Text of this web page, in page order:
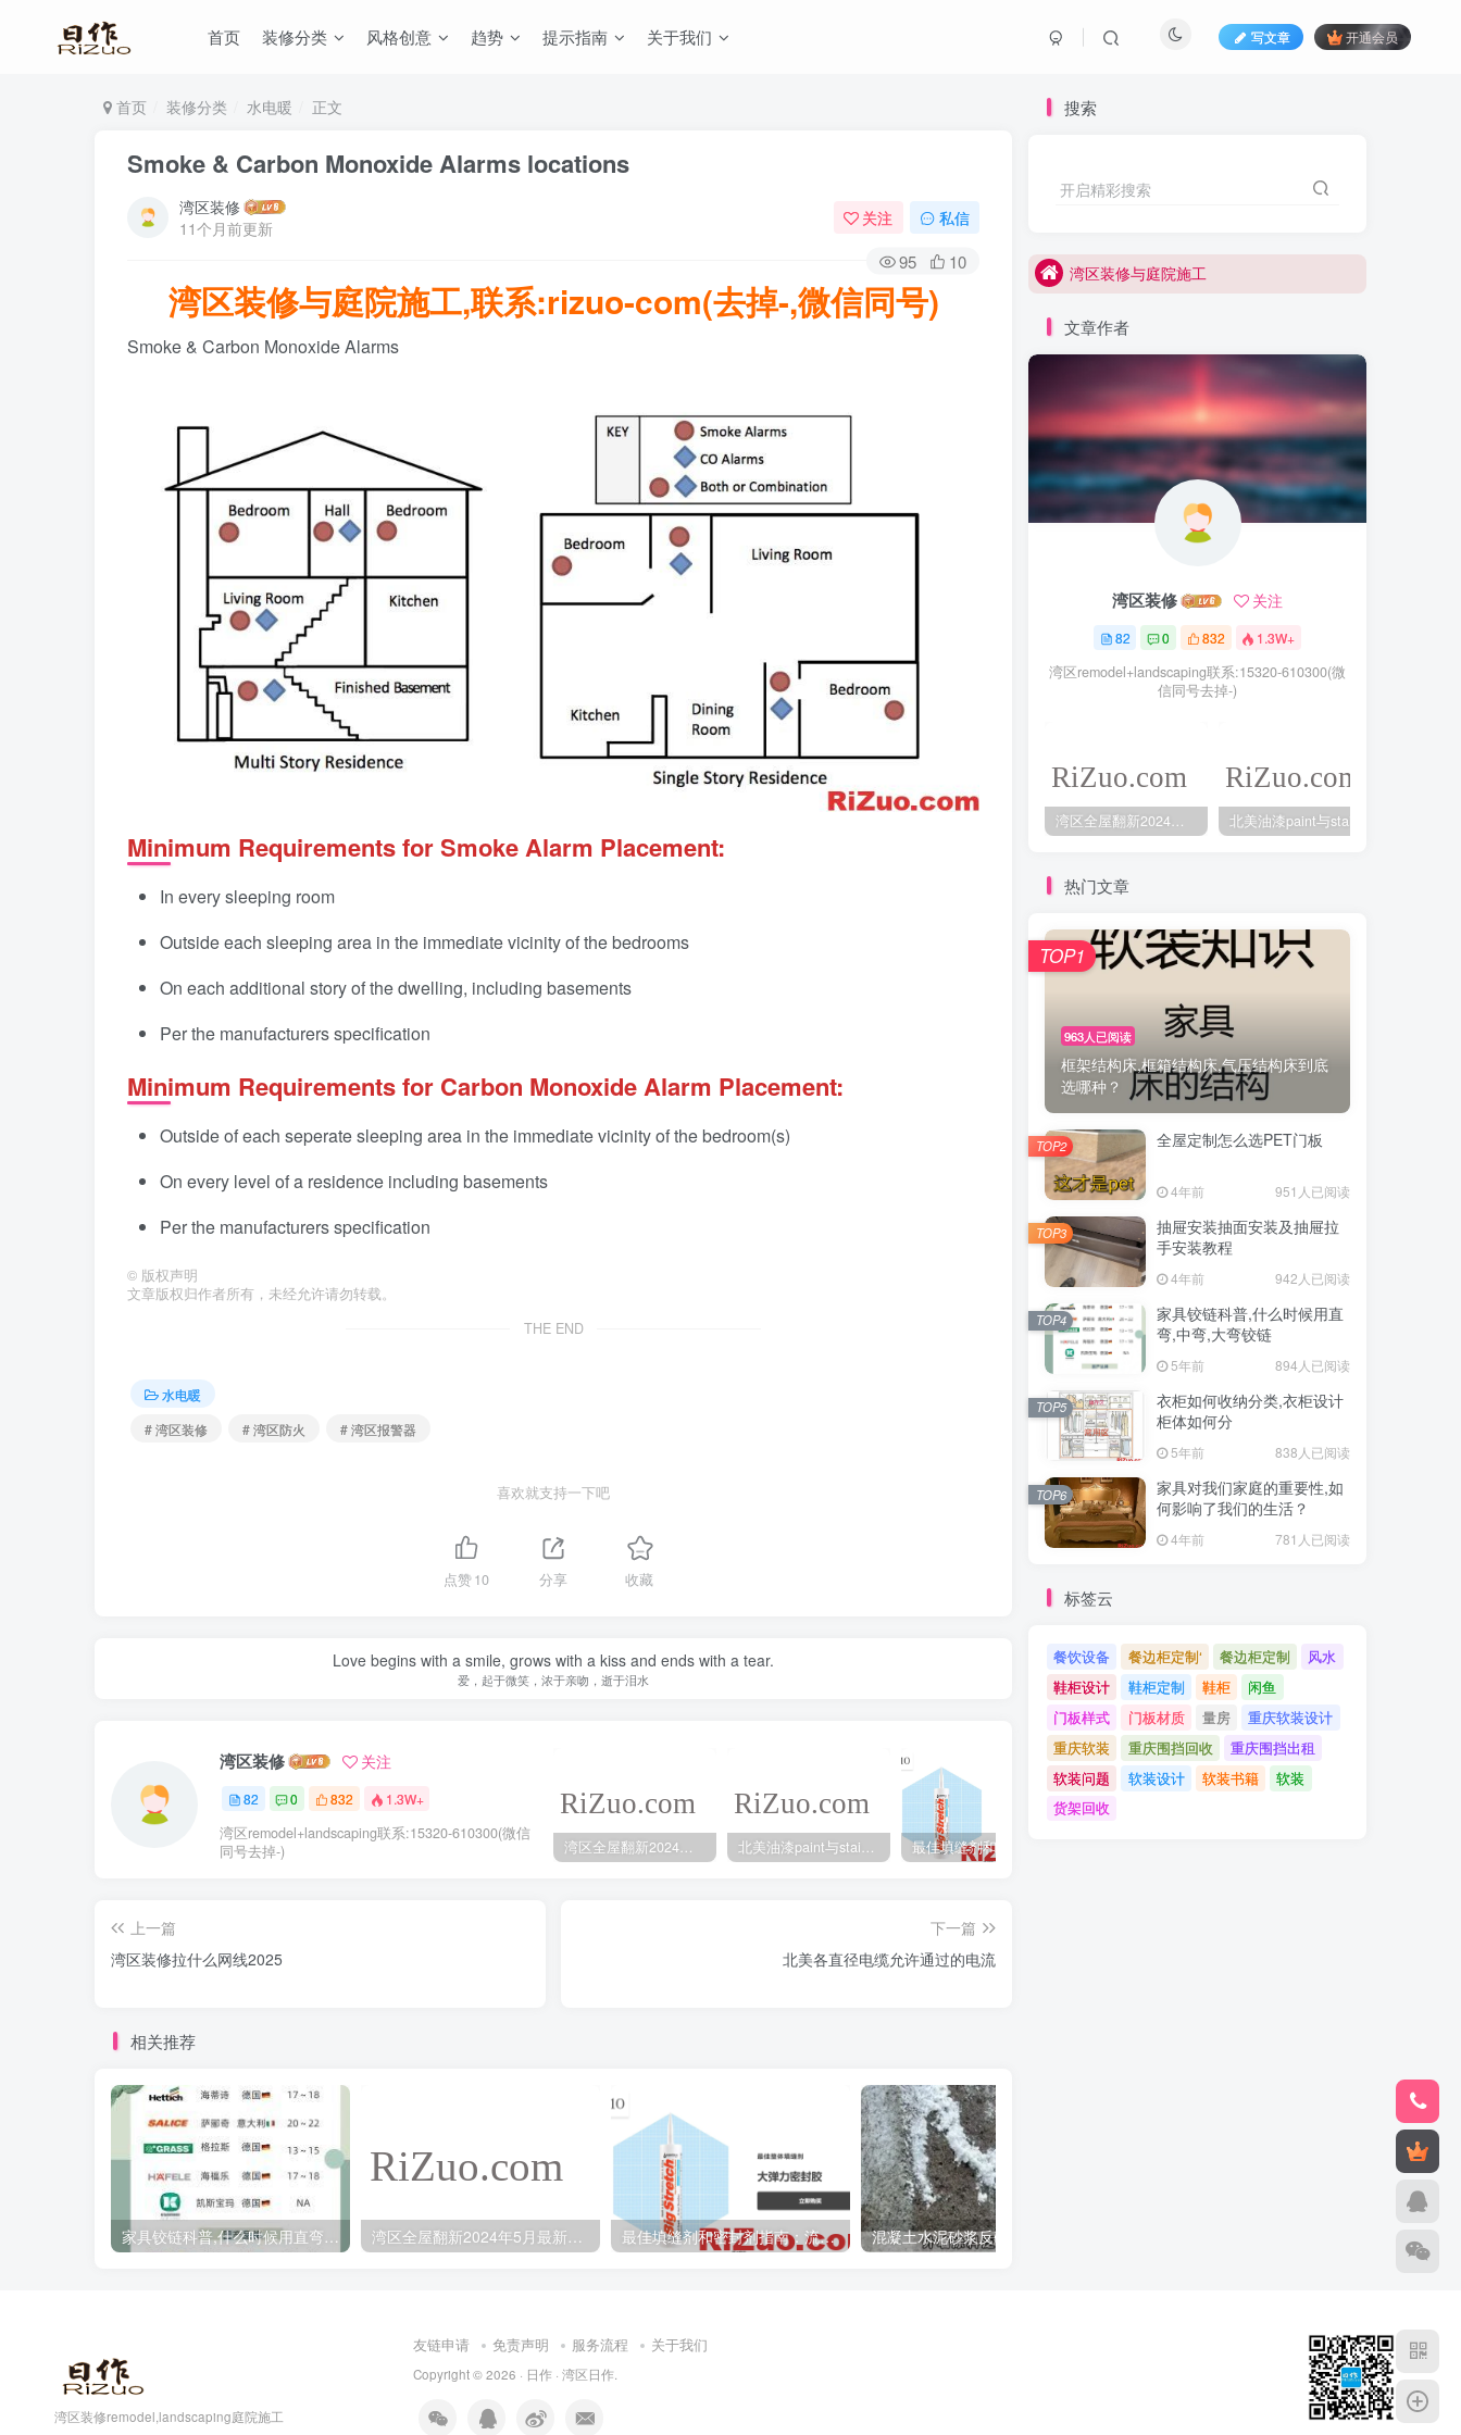
首页 装修分类 风格创意 趋势 提示指南 关于我们 写文章 开通会员
首页 装修分类 水电暖 正文
Smoke & Carbon Monoxide Alarms locations
湾区装修
11个月前更新
关注 私信
95 10
湾区装修与庭院施工,联系:rizuo-com(去掉-,微信同号)
Smoke & Carbon Monoxide Alarms
Minimum Requirements for Smoke Alarm Placement:
In every sleeping room
Outside each sleeping area in the immediate vicinity of the bedrooms
On each additional story of the dwelling, including basements
Per the manufacturers specification
Minimum Requirements for Carbon Monoxide Alarm Placement:
Outside of each seperate sleeping area in the immediate vicinity of the bedroom(s)
On every level of a residence including basements
Per the manufacturers specification
© 版权声明
文章版权归作者所有，未经允许请勿转载。
THE END
水电暖
# 湾区装修
# 湾区防火 # 湾区报警器
喜欢就支持一下吧
点赞10 分享 收藏
Love begins with a smile, grows with a kiss and ends with a tear.
爱，起于微笑，浓于亲吻，逝于泪水
湾区装修 关注
82 0 832 1.3W+
湾区remodel+landscaping联系:15320-610300(微信
同号去掉-)
湾区全屋翻新2024年5月最新报价 北美油漆paint与stain的不同之处
上一篇
湾区装修拉什么网线2025
下一篇
北美各直径电缆允许通过的电流
相关推荐
家具铰链科普,什么时候用直弯,中弯,大弯铰链 最佳填缝剂和密封剂指南：流行的填缝剂类型以及如何选择
搜索
开启精彩搜索
湾区装修与庭院施工
湾区装修与庭院施工
文章作者
湾区装修 关注
82 0 832 1.3W+
湾区remodel+landscaping联系:15320-610300(微
信同号去掉-)
湾区全屋翻新2024年5月最新报价
热门文章
963人已阅读
框架结构床,框箱结构床,气压结构床到底
选哪种？
TOP1
全屋定制怎么选PET门板
4年前 951人已阅读
TOP2
抽屉安装抽面安装及抽屉拉
手安装教程
4年前 942人已阅读
TOP3
家具铰链科普,什么时候用直
弯,中弯,大弯铰链
5年前 894人已阅读
TOP4
衣柜如何收纳分类,衣柜设计
柜体如何分
5年前 838人已阅读
TOP5
家具对我们家庭的重要性,如
何影响了我们的生活？
4年前 781人已阅读
TOP6
标签云
餐饮设备 餐边柜定制‘ 餐边柜定制
风水
鞋柜设计
鞋柜定制 鞋柜
闲鱼
门板样式
门板材质 量房
重庆软装设计
重庆软装
重庆围挡回收
重庆围挡出租
软装问题
软装设计 软装书籍
软装
货架回收
湾区装修remodel,landscaping庭院施工
友链申请 免责声明 服务流程 关于我们
Copyright © 2026 · 日作 · 湾区日作.